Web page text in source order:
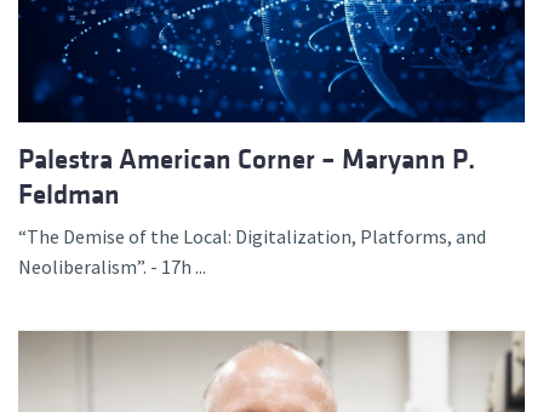
Palestra American Corner – Maryann P.
Feldman
“The Demise of the Local: Digitalization, Platforms, and
Neoliberalism”. - 17h ...